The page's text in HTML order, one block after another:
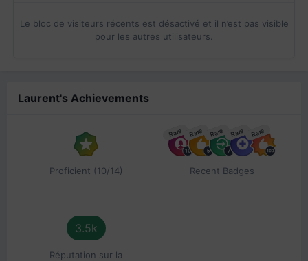
Le bloc de visiteurs récents est désactivé et il n’est pas visible
pour les autres utilisateurs.
Laurent's Achievements
Proficient (10/14)
Rare Rare Rare Rare Rare
Recent Badges
3.5k
Réputation sur la